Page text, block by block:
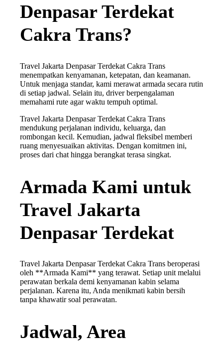
Denpasar Terdekat
Cakra Trans?
Travel Jakarta Denpasar Terdekat Cakra Trans
menempatkan kenyamanan, ketepatan, dan keamanan.
Untuk menjaga standar, kami merawat armada secara rutin
di setiap jadwal. Selain itu, driver berpengalaman
memahami rute agar waktu tempuh optimal.
Travel Jakarta Denpasar Terdekat Cakra Trans
mendukung perjalanan individu, keluarga, dan
rombongan kecil. Kemudian, jadwal fleksibel memberi
ruang menyesuaikan aktivitas. Dengan komitmen ini,
proses dari chat hingga berangkat terasa singkat.
Armada Kami untuk
Travel Jakarta
Denpasar Terdekat
Travel Jakarta Denpasar Terdekat Cakra Trans beroperasi
oleh **Armada Kami** yang terawat. Setiap unit melalui
perawatan berkala demi kenyamanan kabin selama
perjalanan. Karena itu, Anda menikmati kabin bersih
tanpa khawatir soal perawatan.
Jadwal, Area